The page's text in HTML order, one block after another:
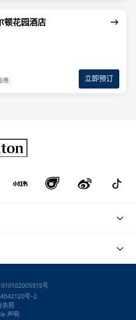
顿花园酒店
晚 立即预订
号
号-2
执照
声明